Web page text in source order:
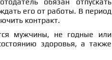
его от работы. В период
контракт.
мужчины, не годные или
здоровья, а также